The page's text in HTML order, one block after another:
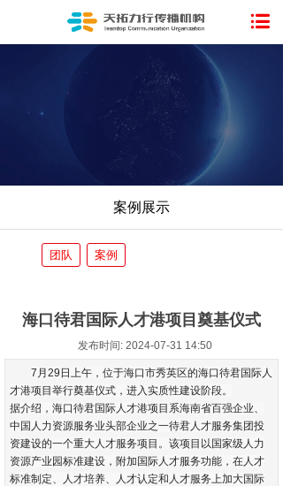
案例展示
团队 案例
海口待君国际人才港项目奠基仪式
发布时间: 2024-07-31 14:50
7月29日上午，位于海口市秀英区的海口待君国际人
才港项目举行奠基仪式，进入实质性建设阶段。
据介绍，海口待君国际人才港项目系海南省百强企业、
中国人力资源服务业头部企业之一待君人才服务集团投
资建设的一个重大人才服务项目。该项目以国家级人力
资源产业园标准建设，附加国际人才服务功能，在人才
标准制定、人才培养、人才认定和人才服务上加大国际